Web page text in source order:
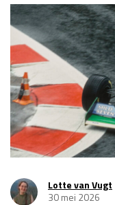
GP
Kwalificatie
Race
Kwalificatie
Race
Lotte van Vugt
30 mei 2026